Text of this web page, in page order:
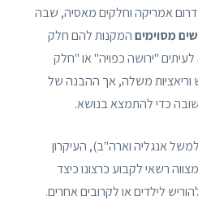
דרום אמריקה וחלקים מאסיה, שבה
מסוימיםהמקנות להם חלק
לעיתים "ירושה כפויה" או "חלק
וריאציות משלה, אך ההבנה של
כדי להתמצא בנושא.
אנגליה וארה"ב), העיקרון
רשאי לקבוע כרצונו כיצד
לילדים או לקרובים אחרים.